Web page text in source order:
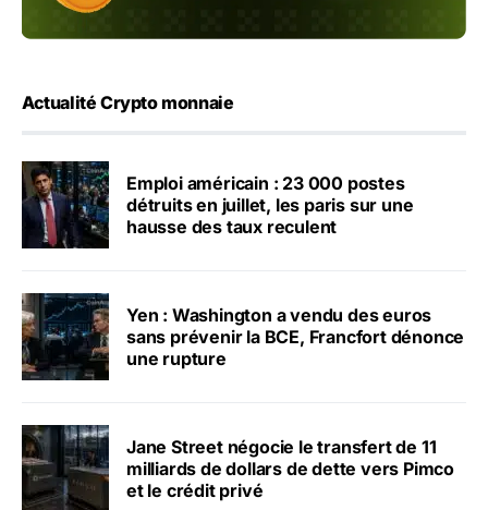
Actualité Crypto monnaie
Emploi américain : 23 000 postes
détruits en juillet, les paris sur une
hausse des taux reculent
Yen : Washington a vendu des euros
sans prévenir la BCE, Francfort dénonce
une rupture
Jane Street négocie le transfert de 11
milliards de dollars de dette vers Pimco
et le crédit privé